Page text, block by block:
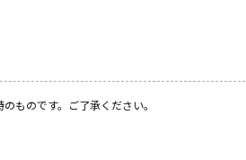
ものです。ご了承ください。